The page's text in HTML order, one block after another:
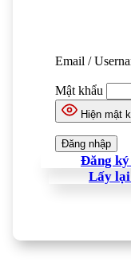
Email /
Mật khẩu
Hiện mật
Đăng
Lấy